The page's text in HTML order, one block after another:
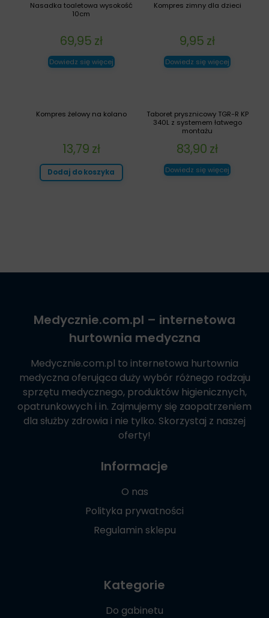
Kompres zimny dla dzieci
9,95 zł
Dowiedz się więcej
Nasadka toaletowa wysokość
10cm
69,95 zł
Dowiedz się więcej
Taboret prysznicowy TGR-R KP
340L z systemem łatwego
montażu
83,90 zł
Dowiedz się więcej
Kompres żelowy na kolano
13,79 zł
Dodaj do koszyka
Medycznie.com.pl – internetowa
hurtownia medyczna
Medycznie.com.pl to internetowa hurtownia
medyczna oferująca duży wybór różnego rodzaju
sprzętu medycznego, produktów higienicznych,
opatrunkowych i in. Zajmujemy się zaopatrzeniem
dla służby zdrowia i nie tylko. Skorzystaj z naszej
oferty!
Informacje
O nas
Polityka prywatności
Regulamin sklepu
Kategorie
Do gabinetu